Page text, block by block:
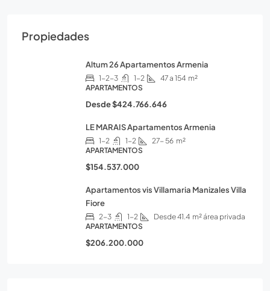
Propiedades
Altum 26 Apartamentos Armenia
1-2-3 1-2 47 a 154 m²
APARTAMENTOS
Desde$424.766.646
LE MARAIS Apartamentos Armenia
1-2 1-2 27- 56 m²
APARTAMENTOS
$154.537.000
Apartamentos vis Villamaria Manizales Villa
Fiore
2-3 1-2 Desde 41.4 m² área privada
APARTAMENTOS
$206.200.000